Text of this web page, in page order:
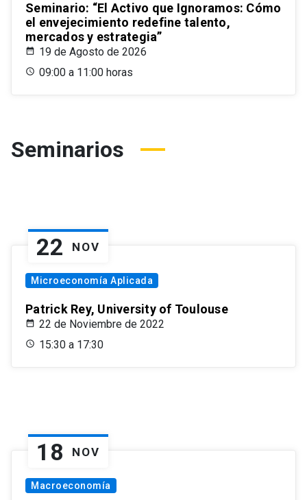
Seminario: “El Activo que Ignoramos: Cómo
el envejecimiento redefine talento,
mercados y estrategia”
19 de Agosto de 2026
09:00 a 11:00 horas
Seminarios
22 NOV
Microeconomía Aplicada
Patrick Rey, University of Toulouse
22 de Noviembre de 2022
15:30 a 17:30
18 NOV
Macroeconomía